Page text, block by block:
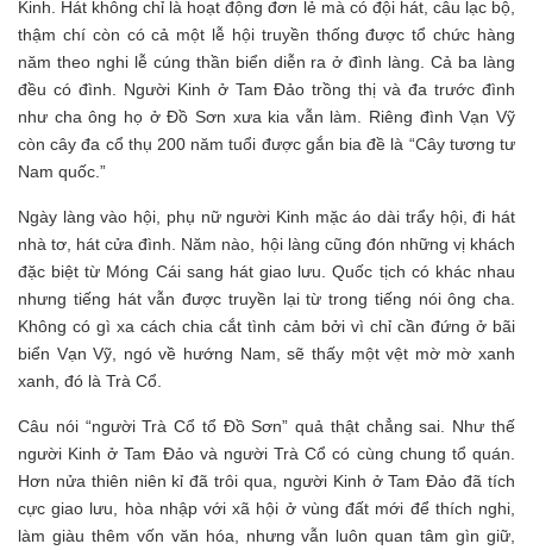
Kinh. Hát không chỉ là hoạt động đơn lẻ mà có đội hát, câu lạc bộ,
thậm chí còn có cả một lễ hội truyền thống được tổ chức hàng
năm theo nghi lễ cúng thần biển diễn ra ở đình làng. Cả ba làng
đều có đình. Người Kinh ở Tam Đảo trồng thị và đa trước đình
như cha ông họ ở Đồ Sơn xưa kia vẫn làm. Riêng đình Vạn Vỹ
còn cây đa cổ thụ 200 năm tuổi được gắn bia đề là “Cây tương tư
Nam quốc.”
Ngày làng vào hội, phụ nữ người Kinh mặc áo dài trẩy hội, đi hát
nhà tơ, hát cửa đình. Năm nào, hội làng cũng đón những vị khách
đặc biệt từ Móng Cái sang hát giao lưu. Quốc tịch có khác nhau
nhưng tiếng hát vẫn được truyền lại từ trong tiếng nói ông cha.
Không có gì xa cách chia cắt tình cảm bởi vì chỉ cần đứng ở bãi
biển Vạn Vỹ, ngó về hướng Nam, sẽ thấy một vệt mờ mờ xanh
xanh, đó là Trà Cổ.
Câu nói “người Trà Cổ tổ Đồ Sơn” quả thật chẳng sai. Như thế
người Kinh ở Tam Đảo và người Trà Cổ có cùng chung tổ quán.
Hơn nửa thiên niên kỉ đã trôi qua, người Kinh ở Tam Đảo đã tích
cực giao lưu, hòa nhập với xã hội ở vùng đất mới để thích nghi,
làm giàu thêm vốn văn hóa, nhưng vẫn luôn quan tâm gìn giữ,